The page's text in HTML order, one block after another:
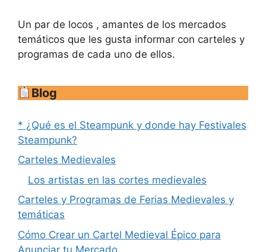
Un par de locos , amantes de los mercados
temáticos que les gusta informar con carteles y
programas de cada uno de ellos.
Blog
* ¿Qué es el Steampunk y donde hay Festivales
Steampunk?
Carteles Medievales
Los artistas en las cortes medievales
Carteles y Programas de Ferias Medievales y
temáticas
Cómo Crear un Cartel Medieval Épico para
Anunciar tu Mercado